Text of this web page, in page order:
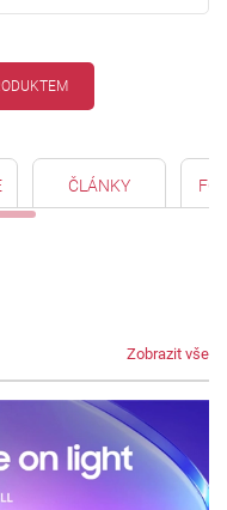
ČLÁNKY
Zobrazit vše